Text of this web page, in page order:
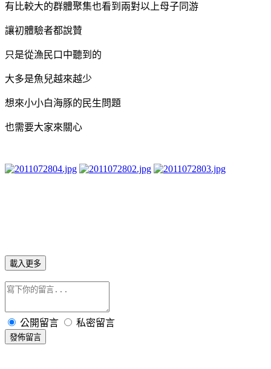
有比較大的群體聚集也看到兩對以上母子同游
讓初體驗者都說贊
只是從漁民口中聽到的
大多是魚兒越來越少
想來小小白海豚的民生問題
也需要大家來關心
載入更多
公開留言 私密留言
發佈留言